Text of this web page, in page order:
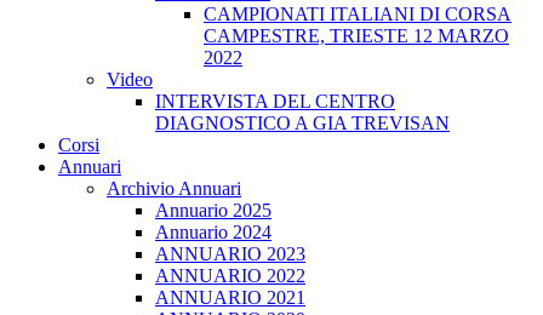
CAMPIONATI ITALIANI DI CORSA
CAMPESTRE, TRIESTE 12 MARZO
2022
Video
INTERVISTA DEL CENTRO
DIAGNOSTICO A GIA TREVISAN
Corsi
Annuari
Archivio Annuari
Annuario 2025
Annuario 2024
ANNUARIO 2023
ANNUARIO 2022
ANNUARIO 2021